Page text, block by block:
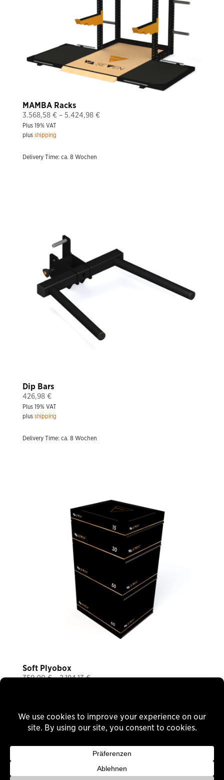
MAMBA Racks
3.568,58 € – 5.424,98 €Price
Plus 19% VAT
plus shipping
Delivery Time: ca. 8 Wochen
Dip Bars
426,98 €
Plus 19% VAT
plus shipping
Delivery Time: ca. 8 Wochen
Soft Plyobox
359,00€ – 2.194,13€Price
2.194,13 €
Delivery Time: ca. 8 Wochen